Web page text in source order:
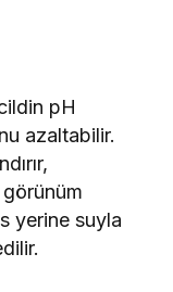
pH
azaltabilir.
görünüm
yerine suyla